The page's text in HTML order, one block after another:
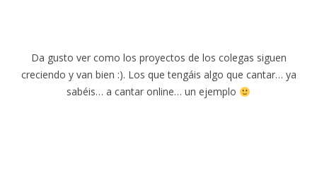
Da gusto ver como los proyectos de los colegas siguen
creciendo y van bien :). Los que tengáis algo que cantar… ya
sabéis… a cantar online… un ejemplo